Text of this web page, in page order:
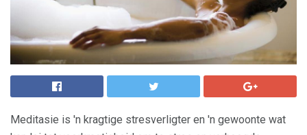
Meditasie is 'n kragtige stresverligter en 'n gewoonte wat